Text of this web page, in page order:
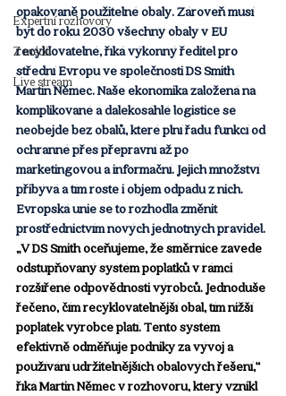
Expertní rozhovory
Z médií
Live stream
opakovaně použitelné obaly. Zároveň musí
být do roku 2030 všechny obaly v EU
recyklovatelné, říká výkonný ředitel pro
střední Evropu ve společnosti DS Smith
Martin Němec. Naše ekonomika založená na
komplikované a dalekosáhlé logistice se
neobejde bez obalů, které plní řadu funkcí od
ochranné přes přepravní až po
marketingovou a informační. Jejich množství
přibývá a tím roste i objem odpadu z nich.
Evropská unie se to rozhodla změnit
prostřednictvím nových jednotných pravidel.
„V DS Smith oceňujeme, že směrnice zavede
odstupňovaný systém poplatků v rámci
rozšířené odpovědnosti výrobců. Jednoduše
řečeno, čím recyklovatelnější obal, tím nižší
poplatek výrobce platí. Tento systém
efektivně odměňuje podniky za vývoj a
používání udržitelnějších obalových řešení,“
říká Martin Němec v rozhovoru, který vznikl